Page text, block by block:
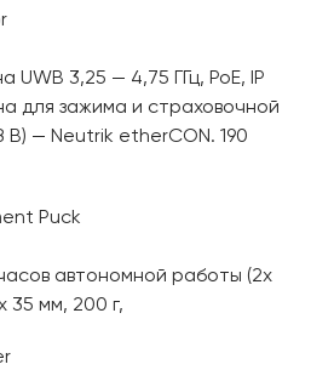
3,25 — 4,75 ГГц, PoE, IP
для зажима и страховочной
В) — Neutrik etherCON. 190
Puck
автономной работы (2x
35 мм, 200 г,